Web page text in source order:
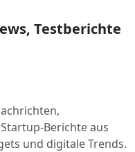
Testberichte
Berichte aus
und digitale Trends.